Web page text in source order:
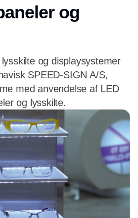
og
og displaysystemer
SPEED-SIGN A/S,
med anvendelse af LED
og lysskilte.